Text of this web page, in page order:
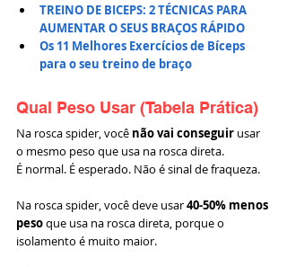
TREINO DE BICEPS: 2 TÉCNICAS PARA
AUMENTAR O SEUS BRAÇOS RÁPIDO
Os 11 Melhores Exercícios de Bíceps
para o seu treino de braço
Qual Peso Usar (Tabela Prática)
Na rosca spider, você não vai conseguir usar
o mesmo peso que usa na rosca direta.
É normal. É esperado. Não é sinal de fraqueza.
Na rosca spider, você deve usar 40-50% menos
peso que usa na rosca direta, porque o
isolamento é muito maior.